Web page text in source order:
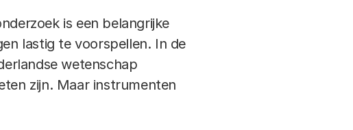
is een belangrijke
lastig te voorspellen. In de
wetenschap
zijn. Maar instrumenten